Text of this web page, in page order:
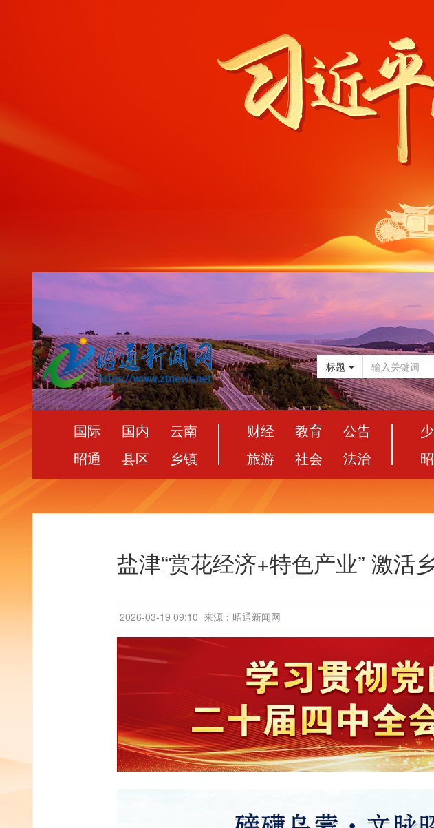
标题
国际 国内
云南
昭通
县区 乡镇
财经 教育
公告
旅游
社会 法治
盐津“赏花经济+特色产业” 激活
2026-03-19 09:10 来源：昭通新闻网